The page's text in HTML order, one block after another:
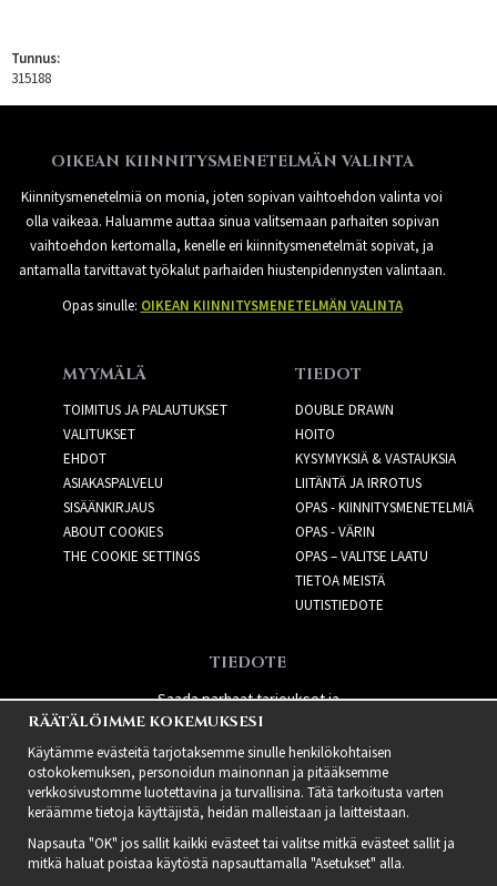
Tunnus:
315188
OIKEAN KIINNITYSMENETELMÄN VALINTA
Kiinnitysmenetelmiä on monia, joten sopivan vaihtoehdon valinta voi
olla vaikeaa. Haluamme auttaa sinua valitsemaan parhaiten sopivan
vaihtoehdon kertomalla, kenelle eri kiinnitysmenetelmät sopivat, ja
antamalla tarvittavat työkalut parhaiden hiustenpidennysten valintaan.
Opas sinulle: OIKEAN KIINNITYSMENETELMÄN VALINTA
MYYMÄLÄ
TOIMITUS JA PALAUTUKSET
VALITUKSET
EHDOT
ASIAKASPALVELU
SISÄÄNKIRJAUS
ABOUT COOKIES
THE COOKIE SETTINGS
TIEDOT
DOUBLE DRAWN
HOITO
KYSYMYKSIÄ & VASTAUKSIA
LIITÄNTÄ JA IRROTUS
OPAS - KIINNITYSMENETELMIÄ
OPAS - VÄRIN
OPAS – VALITSE LAATU
TIETOA MEISTÄ
UUTISTIEDOTE
TIEDOTE
Saada parhaat tarjoukset ja
uusia tuotteita!
RÄÄTÄLÖIMME KOKEMUKSESI
Käytämme evästeitä tarjotaksemme sinulle henkilökohtaisen
ostokokemuksen, personoidun mainonnan ja pitääksemme
verkkosivustomme luotettavina ja turvallisina. Tätä tarkoitusta varten
keräämme tietoja käyttäjistä, heidän malleistaan ​​ja laitteistaan.
Napsauta "OK" jos sallit kaikki evästeet tai valitse mitkä evästeet sallit ja
mitkä haluat poistaa käytöstä napsauttamalla "Asetukset" alla.